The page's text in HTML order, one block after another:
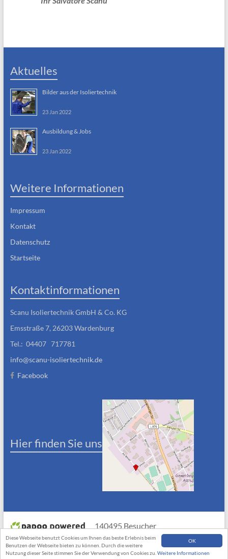
OK
Diese Webseite benutzt Cookies um Ihnen das beste Erlebnis beim
Benutzen der Webseite bieten zu können. Durch die weitere
Nutzung dieser Seite stimmen Sie der Verwendung von Cookies zu. Weitere Informationen
Aktuelles
Bilder aus der Isoliertechnik
23 Jan 2022
Ausbildung & Jobs
23 Jan 2022
Weitere Informationen
Impressum
Kontakt
Datenschutz
Startseite
Kontaktinformationen
Scanu Isoliertechnik GmbH & Co. KG
Emsstraße 7, 26203 Wardenburg
Tel.: 04407 717781
info@scanu-isoliertechnik.de
Facebook
Hier finden Sie uns
140495 Besucher